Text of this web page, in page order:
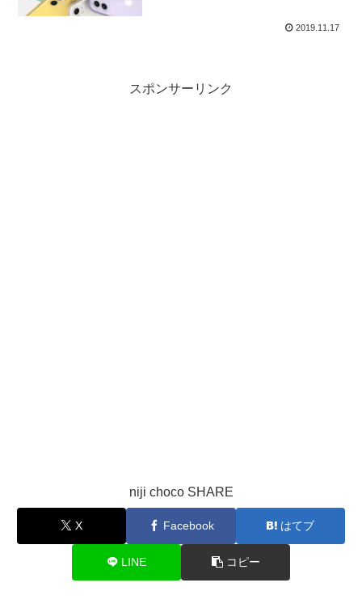
2019.11.17
スポンサーリンク
niji choco SHARE
X Facebook はてブ
LINE コピー